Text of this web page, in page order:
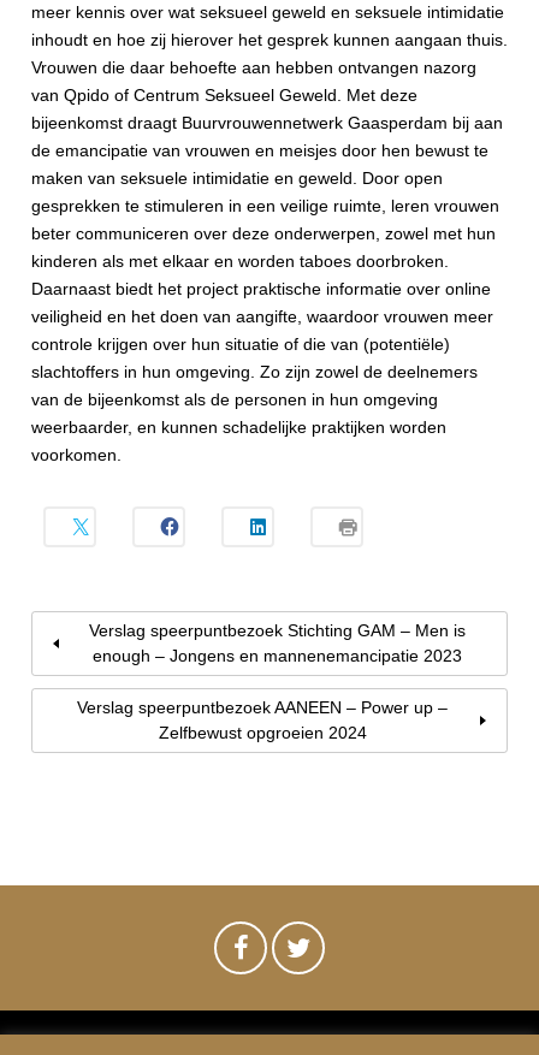
meer kennis over wat seksueel geweld en seksuele intimidatie
inhoudt en hoe zij hierover het gesprek kunnen aangaan thuis.
Vrouwen die daar behoefte aan hebben ontvangen nazorg
van Qpido of Centrum Seksueel Geweld. Met deze
bijeenkomst draagt Buurvrouwennetwerk Gaasperdam bij aan
de emancipatie van vrouwen en meisjes door hen bewust te
maken van seksuele intimidatie en geweld. Door open
gesprekken te stimuleren in een veilige ruimte, leren vrouwen
beter communiceren over deze onderwerpen, zowel met hun
kinderen als met elkaar en worden taboes doorbroken.
Daarnaast biedt het project praktische informatie over online
veiligheid en het doen van aangifte, waardoor vrouwen meer
controle krijgen over hun situatie of die van (potentiële)
slachtoffers in hun omgeving. Zo zijn zowel de deelnemers
van de bijeenkomst als de personen in hun omgeving
weerbaarder, en kunnen schadelijke praktijken worden
voorkomen.
Verslag speerpuntbezoek Stichting GAM – Men is
enough – Jongens en mannenemancipatie 2023
Verslag speerpuntbezoek AANEEN – Power up –
Zelfbewust opgroeien 2024